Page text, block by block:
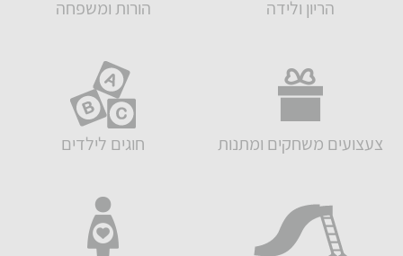
הורות ומשפחה הריון ולידה
חוגים לילדים צעצועים משחקים ומתנות